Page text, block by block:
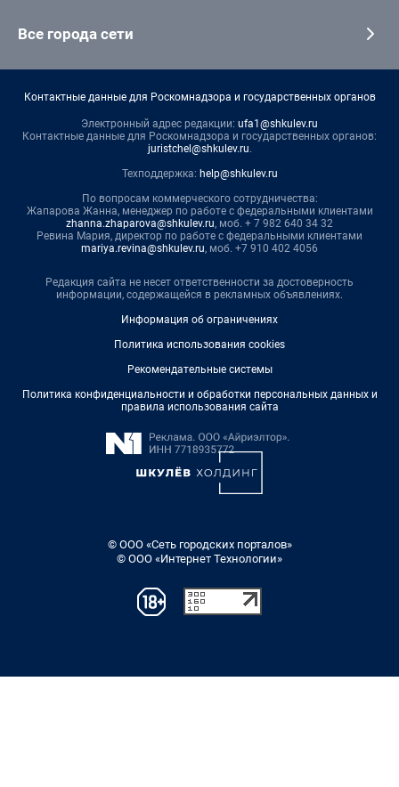
Все города сети
Контактные данные для Роскомнадзора и государственных органов
Электронный адрес редакции: ufa1@shkulev.ru
Контактные данные для Роскомнадзора и государственных органов:
juristchel@shkulev.ru.
Техподдержка: help@shkulev.ru
По вопросам коммерческого сотрудничества:
Жапарова Жанна, менеджер по работе с федеральными клиентами
zhanna.zhaparova@shkulev.ru, моб. + 7 982 640 34 32
Ревина Мария, директор по работе с федеральными клиентами
mariya.revina@shkulev.ru, моб. +7 910 402 4056
Редакция сайта не несет ответственности за достоверность
информации, содержащейся в рекламных объявлениях.
Информация об ограничениях
Политика использования cookies
Рекомендательные системы
Политика конфиденциальности и обработки персональных данных и
правила использования сайта
© ООО «Сеть городских порталов»
© ООО «Интернет Технологии»